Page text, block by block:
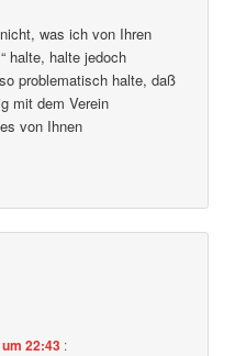
was ich von Ihren
halte, halte jedoch
problematisch halte, daß
mit dem Verein
von Ihnen
22:43 :